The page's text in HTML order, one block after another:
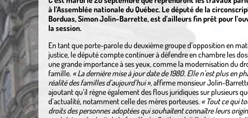
à l’Assemblée nationale du Québec. Le député de la
Borduas, Simon Jolin-Barrette, est d’ailleurs fin prêt pour
la session.
En tant que porte-parole du deuxième groupe d’opposition en
justice, le député compte continuer à défendre en chambre les
une grande importance à ses yeux, comme la modernisation du
famille. « La dernière mise à jour date de 1980. Elle n’est plus en
réalité des familles d’aujourd’hui »,affirme monsieur Jolin-
ajoutant qu’il règne également des flous juridiques sur plusieurs
d’actualité, notamment celle des mères porteuses. « Tout ce qui
droits des personnes adoptées qui souhaitent connaître leurs